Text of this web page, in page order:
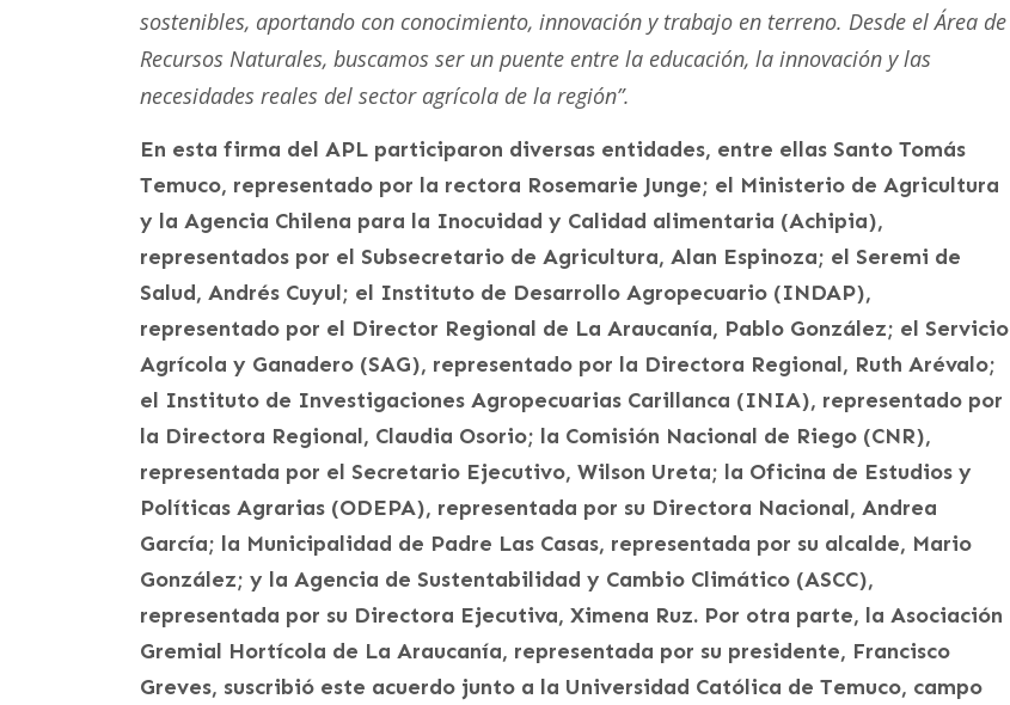
sostenibles, aportando con conocimiento, innovación y trabajo en terreno. Desde el Área de
Recursos Naturales, buscamos ser un puente entre la educación, la innovación y las
necesidades reales del sector agrícola de la región”.
En esta firma del APL participaron diversas entidades, entre ellas Santo Tomás
Temuco, representado por la rectora Rosemarie Junge; el Ministerio de Agricultura
y la Agencia Chilena para la Inocuidad y Calidad alimentaria (Achipia),
representados por el Subsecretario de Agricultura, Alan Espinoza; el Seremi de
Salud, Andrés Cuyul; el Instituto de Desarrollo Agropecuario (INDAP),
representado por el Director Regional de La Araucanía, Pablo González; el Servicio
Agrícola y Ganadero (SAG), representado por la Directora Regional, Ruth Arévalo;
el Instituto de Investigaciones Agropecuarias Carillanca (INIA), representado por
la Directora Regional, Claudia Osorio; la Comisión Nacional de Riego (CNR),
representada por el Secretario Ejecutivo, Wilson Ureta; la Oficina de Estudios y
Políticas Agrarias (ODEPA), representada por su Directora Nacional, Andrea
García; la Municipalidad de Padre Las Casas, representada por su alcalde, Mario
González; y la Agencia de Sustentabilidad y Cambio Climático (ASCC),
representada por su Directora Ejecutiva, Ximena Ruz. Por otra parte, la Asociación
Gremial Hortícola de La Araucanía, representada por su presidente, Francisco
Greves, suscribió este acuerdo junto a la Universidad Católica de Temuco, campo